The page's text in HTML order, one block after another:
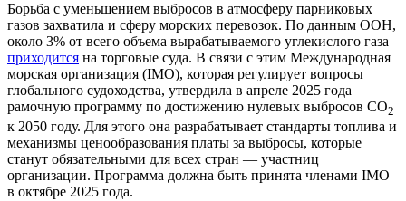
Борьба с уменьшением выбросов в атмосферу парниковых
газов захватила и сферу морских перевозок. По данным ООН,
около 3% от всего объема вырабатываемого углекислого газа
приходится на торговые суда. В связи с этим Международная
морская организация (IMO), которая регулирует вопросы
глобального судоходства, утвердила в апреле 2025 года
рамочную программу по достижению нулевых выбросов СО2
к 2050 году. Для этого она разрабатывает стандарты топлива и
механизмы ценообразования платы за выбросы, которые
станут обязательными для всех стран — участниц
организации. Программа должна быть принята членами IMO
в октябре 2025 года.